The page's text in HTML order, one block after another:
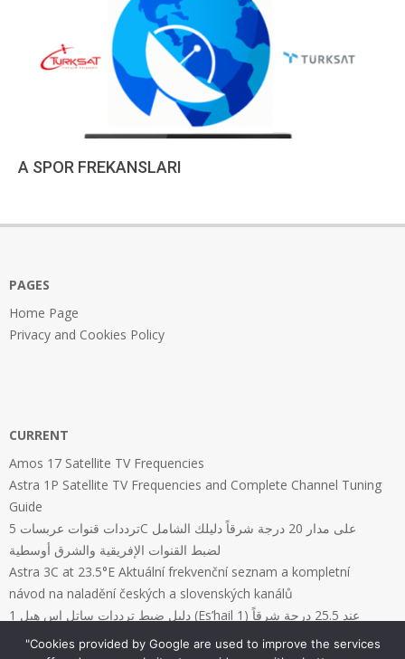
A SPOR FREKANSLARI
18
PAGES
Home Page
Privacy and Cookies Policy
CURRENT
Amos 17 Satellite TV Frequencies
Astra 1P Satellite TV Frequencies and Complete Channel Tuning
Guide
ترددات قنوات عربسات 5C على مدار 20 درجة شرقاً دليلك الشامل
لضبط القنوات الإفريقية والشرق أوسطية
Astra 3C at 23.5°E Aktuální frekvenční seznam a kompletní
návod na naladění českých a slovenských kanálů
دليل ضبط ترددات ساتل إس هيل 1 (Es’hail 1) عند 25.5 درجة شرقاً
"Cookies provided by Google are used to improve the services